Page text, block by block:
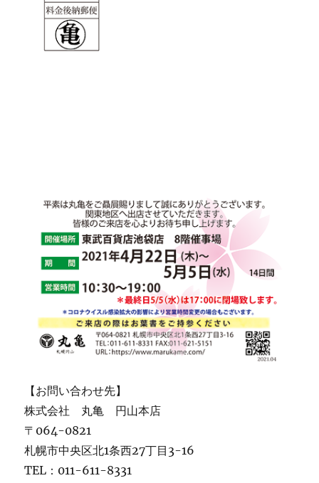
【お問い合わせ先】
株式会社 丸亀 円山本店
〒064-0821
札幌市中央区北1条西27丁目3-16
TEL：011-611-8331